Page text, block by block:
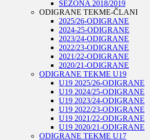
SEZONA 2018/2019
ODIGRANE TEKME-ČLANI
2025/26-ODIGRANE
2024-25-ODIGRANE
2023/24-ODIGRANE
2022/23-ODIGRANE
2021/22-ODIGRANE
2020/21-ODIGRANE
ODIGRANE TEKME U19
U19 2025/26-ODIGRANE
U19 2024/25-ODIGRANE
U19 2023/24-ODIGRANE
U19 2022/23-ODIGRANE
U19 2021/22-ODIGRANE
U19 2020/21-ODIGRANE
ODIGRANE TEKME U17